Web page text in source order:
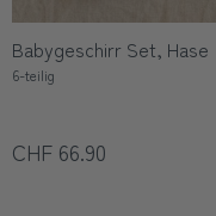
Babygeschirr Set, Hase
6-teilig
CHF 66.90